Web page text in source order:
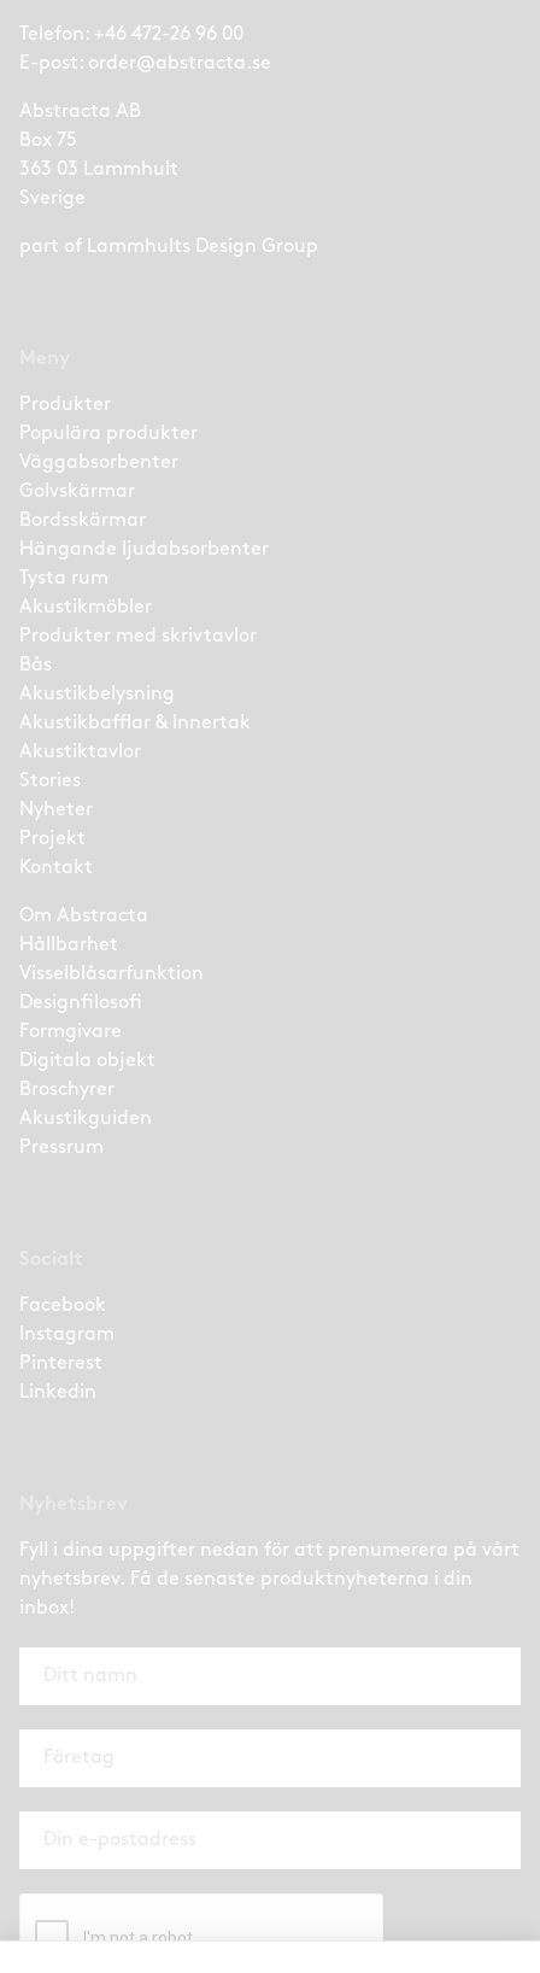
Telefon: +46 472-26 96 00
E-post: order@abstracta.se
Abstracta AB
Box 75
363 03 Lammhult
Sverige
part of Lammhults Design Group
Produkter
Populära produkter
Väggabsorbenter
Golvskärmar
Bordsskärmar
Hängande ljudabsorbenter
Tysta rum
Akustikmöbler
Produkter med skrivtavlor
Bås
Akustikbelysning
Akustikbafflar & Innertak
Akustiktavlor
Stories
Nyheter
Projekt
Kontakt
Om Abstracta
Hållbarhet
Visselblåsarfunktion
Designfilosofi
Formgivare
Digitala objekt
Broschyrer
Akustikguiden
Pressrum
Facebook
Instagram
Pinterest
Linkedin
Fyll i dina uppgifter nedan för att prenumerera på vårt
nyhetsbrev. Få de senaste produktnyheterna i din
inbox!